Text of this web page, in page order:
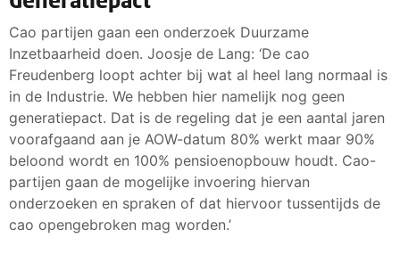
Cao partijen gaan een onderzoek Duurzame
Inzetbaarheid doen. Joosje de Lang: ‘De cao
Freudenberg loopt achter bij wat al heel lang normaal is
in de Industrie. We hebben hier namelijk nog geen
generatiepact. Dat is de regeling dat je een aantal jaren
voorafgaand aan je AOW-datum 80% werkt maar 90%
beloond wordt en 100% pensioenopbouw houdt. Cao-
partijen gaan de mogelijke invoering hiervan
onderzoeken en spraken of dat hiervoor tussentijds de
cao opengebroken mag worden.’